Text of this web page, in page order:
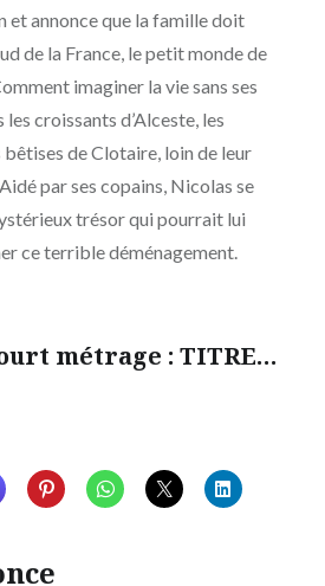
et annonce que la famille doit
de la France, le petit monde de
imaginer la vie sans ses
les croissants d’Alceste, les
bêtises de Clotaire, loin de leur
par ses copains, Nicolas se
trésor qui pourrait lui
ce terrible déménagement.
métrage : TITRE…